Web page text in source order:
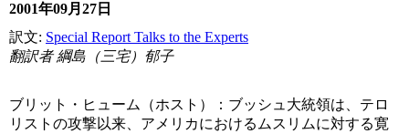
2001年09月27日
訳文: Special Report Talks to the Experts
翻訳者 綱島（三宅）郁子
ブリット・ヒューム（ホスト）：ブッシュ大統領は、テロ
リストの攻撃以来、アメリカにおけるムスリムに対する寛